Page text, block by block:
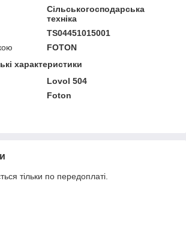
Сільськогосподарська
техніка
TS04451015001
FOTON
характеристики
Lovol 504
Foton
тільки по передоплаті.